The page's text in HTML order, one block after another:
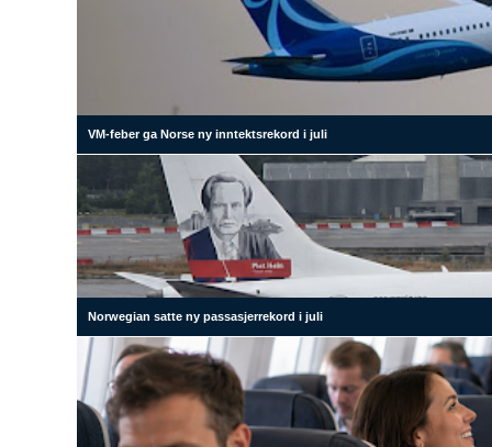
VM-feber ga Norse ny inntektsrekord i juli
Norwegian satte ny passasjerrekord i juli